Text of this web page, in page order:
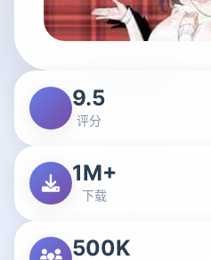
9.5
评分
1M+
下载
500K